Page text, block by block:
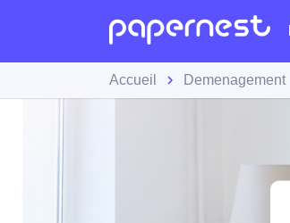
Accueil Demenagement